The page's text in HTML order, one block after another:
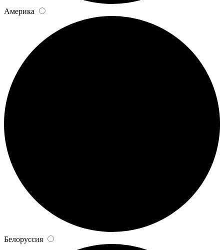
Америка
Белоруссия